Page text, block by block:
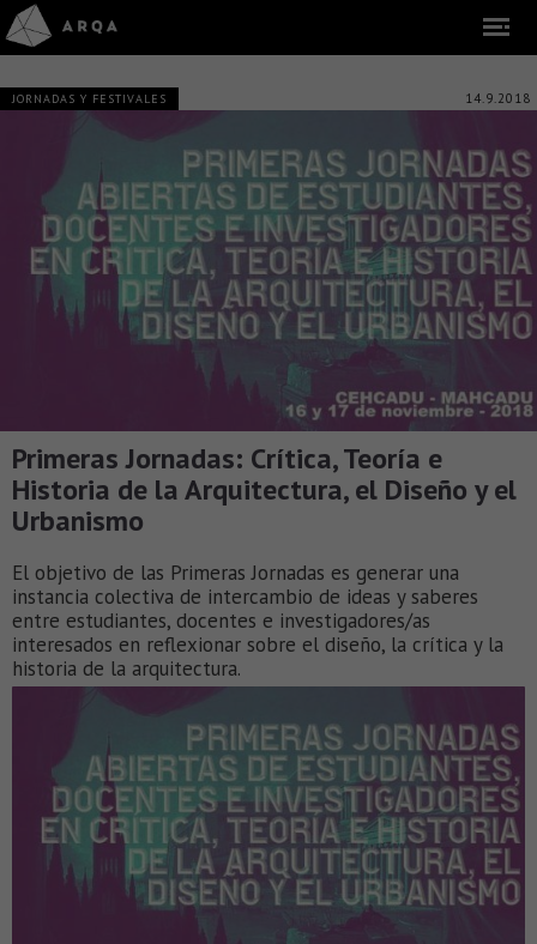
JORNADAS Y FESTIVALES 14.9.2018
Primeras Jornadas: Crítica, Teoría e
Historia de la Arquitectura, el Diseño y el
Urbanismo
El objetivo de las Primeras Jornadas es generar una
instancia colectiva de intercambio de ideas y saberes
entre estudiantes, docentes e investigadores/as
interesados en reflexionar sobre el diseño, la crítica y la
historia de la arquitectura.